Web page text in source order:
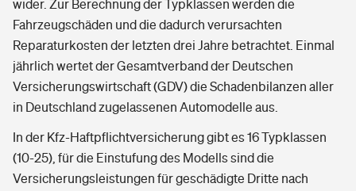
wider. Zur Berechnung der Typklassen werden die
Fahrzeugschäden und die dadurch verursachten
Reparaturkosten der letzten drei Jahre betrachtet. Einmal
jährlich wertet der Gesamtverband der Deutschen
Versicherungswirtschaft (GDV) die Schadenbilanzen aller
in Deutschland zugelassenen Automodelle aus.
In der Kfz-Haftpflichtversicherung gibt es 16 Typklassen
(10-25), für die Einstufung des Modells sind die
Versicherungsleistungen für geschädigte Dritte nach